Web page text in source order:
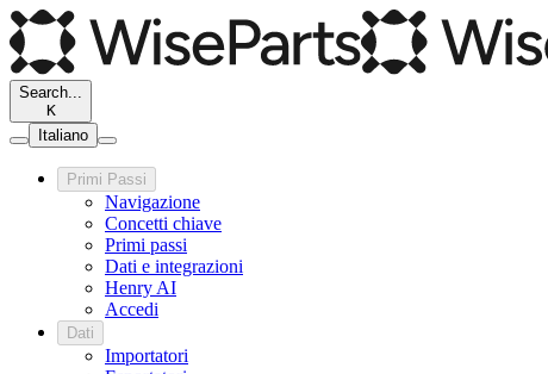
Search...
K
Italiano
Primi Passi
Navigazione
Concetti chiave
Primi passi
Dati e integrazioni
Henry AI
Accedi
Dati
Importatori